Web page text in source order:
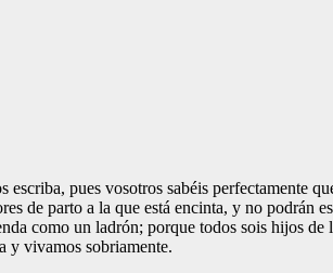
pues vosotros sabéis perfectamente
de parto a la que está encinta, y no podrán
como un ladrón; porque todos sois hijos
y vivamos sobriamente.